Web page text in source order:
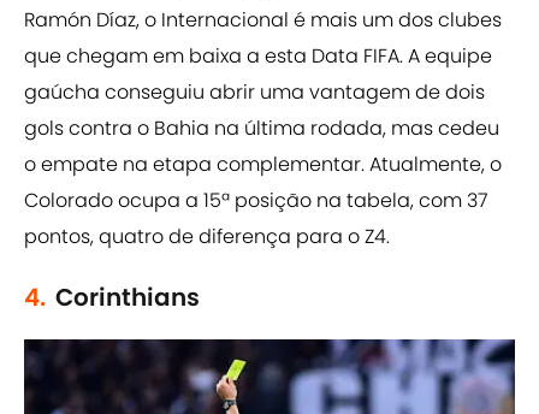
Ramón Díaz, o Internacional é mais um dos clubes
que chegam em baixa a esta Data FIFA. A equipe
gaúcha conseguiu abrir uma vantagem de dois
gols contra o Bahia na última rodada, mas cedeu
o empate na etapa complementar. Atualmente, o
Colorado ocupa a 15ª posição na tabela, com 37
pontos, quatro de diferença para o Z4.
4. Corinthians